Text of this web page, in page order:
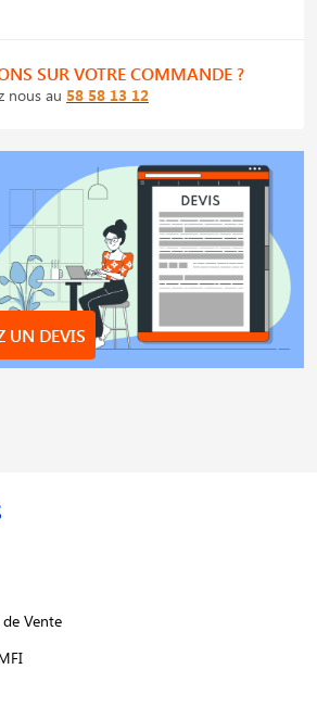
SUR VOTRE COMMANDE ?
nous au 58 58 13 12
UN DEVIS
Vente